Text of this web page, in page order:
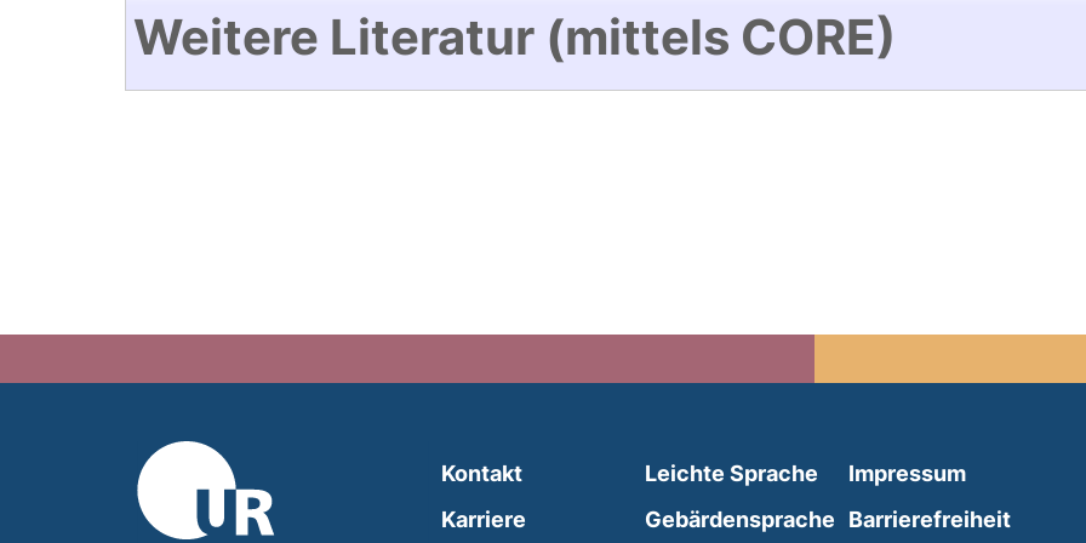
Weitere Literatur (mittels CORE)
Kontakt
Karriere
Leichte Sprache (external link, opens in a
Gebärdensprache (external link, opens in
Impressum
Barrierefreiheit